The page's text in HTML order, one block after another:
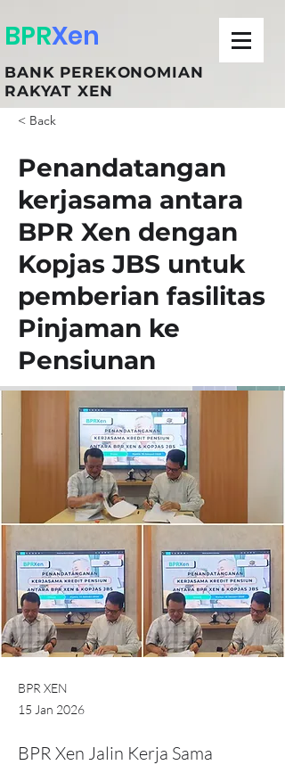
BANK PEREKONOMIAN
RAKYAT XEN
BPRXen
< Back
Penandatangan
kerjasama antara
BPR Xen dengan
Kopjas JBS untuk
pemberian fasilitas
Pinjaman ke
Pensiunan
BPR XEN
15 Jan 2026
BPR Xen Jalin Kerja Sama